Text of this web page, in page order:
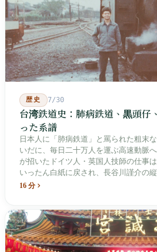
歴史 7/30
台湾鉄道史：肺病鉄道、黒頭仔
った系譜
日本人に「肺病鉄道」と罵られた粗末
いだに、毎日二十万人を運ぶ高速動脈
が招いたドイツ人・英国人技師の仕事
いったん白紙に戻され、長谷川謹介の
よって改名・改番されました。どの世
治スローガン、そしてようやくプユマ
先住民族の地名が再びレールの上に敷
16 分